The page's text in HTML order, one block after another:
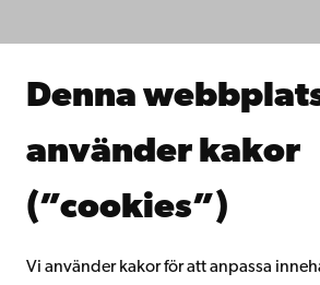
Denna
använder kakor
(”cookies”)
Vi använder kakor för att anpassa
Samarbeta med oss
Kontinuerligt lärande
Gå med i Åbo Akademis
Intranätet